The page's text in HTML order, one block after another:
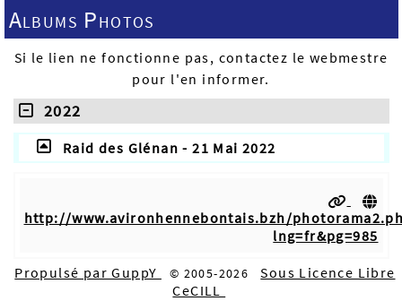
Albums Photos
Si le lien ne fonctionne pas, contactez le webmestre
pour l'en informer.
2022
Raid des Glénan - 21 Mai 2022
http://www.avironhennebontais.bzh/
lng=fr&pg=985
Propulsé par GuppY © 2005-2026Sous Licence Libre
CeCILL